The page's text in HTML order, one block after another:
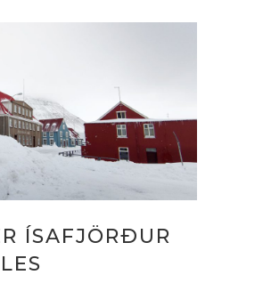
ÍSAFJÖRÐUR